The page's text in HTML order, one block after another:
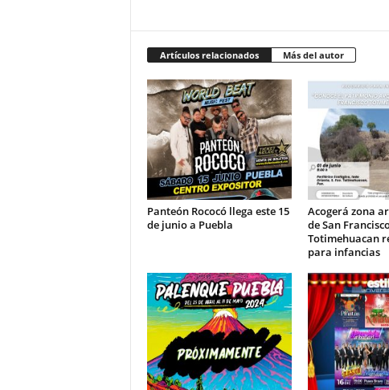
Artículos relacionados Más del autor
Panteón Rococó llega este 15
de junio a Puebla
Acogerá zona
de San
Totimehuacan
para infancias